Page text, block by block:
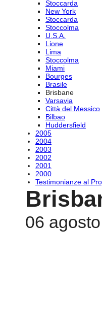
Stoccarda
New York
Stoccarda
Stoccolma
U.S.A.
Lione
Lima
Stoccolma
Miami
Bourges
Brasile
Brisbane
Varsavia
Città del Messico
Bilbao
Huddersfield
2005
2004
2003
2002
2001
2000
Testimonianze al
06